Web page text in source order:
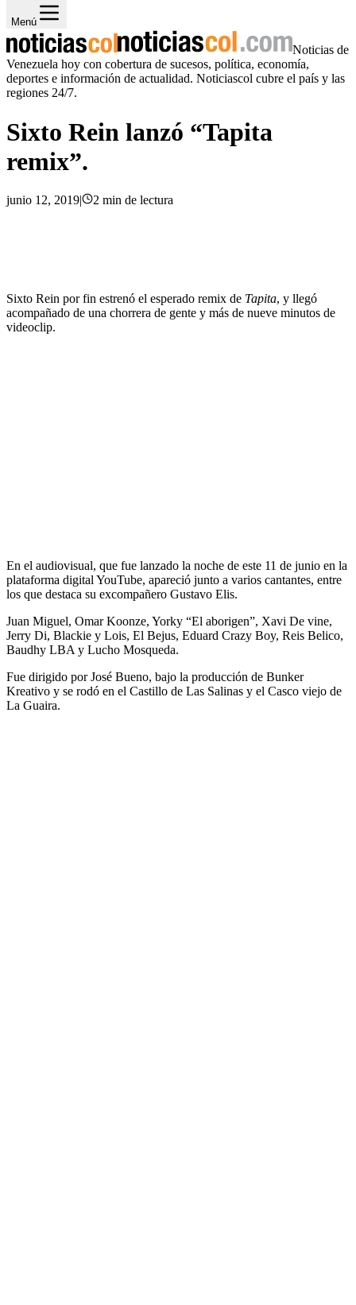
Menú
Noticias de
Venezuela hoy con cobertura de sucesos, política, economía,
deportes e información de actualidad. Noticiascol cubre el país y las
regiones 24/7.
Sixto Rein lanzó “Tapita
remix”.
junio 12, 2019| 2 min de lectura
Sixto Rein por fin estrenó el esperado remix de Tapita, y llegó
acompañado de una chorrera de gente y más de nueve minutos de
videoclip.
En el audiovisual, que fue lanzado la noche de este 11 de junio en la
plataforma digital YouTube, apareció junto a varios cantantes, entre
los que destaca su excompañero Gustavo Elis.
Juan Miguel, Omar Koonze, Yorky “El aborigen”, Xavi De vine,
Jerry Di, Blackie y Lois, El Bejus, Eduard Crazy Boy, Reis Belico,
Baudhy LBA y Lucho Mosqueda.
Fue dirigido por José Bueno, bajo la producción de Bunker
Kreativo y se rodó en el Castillo de Las Salinas y el Casco viejo de
La Guaira.